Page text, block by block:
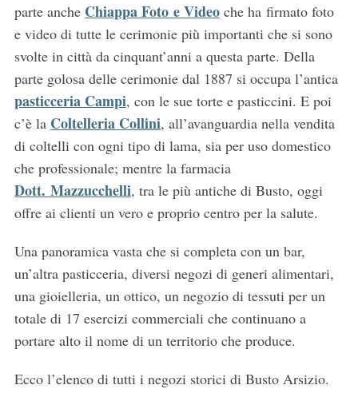
parte anche Chiappa Foto e Videoche ha firmato foto
e video di tutte le cerimonie più importanti che si sono
svolte in città da cinquant’anni a questa parte. Della
parte golosa delle cerimonie dal 1887 si occupa l’antica
pasticceria Campi, con le sue torte e pasticcini. E poi
c’è la Coltelleria Collini, all’avanguardia nella vendita
di coltelli con ogni tipo di lama, sia per uso domestico
che professionale; mentre la farmacia
Dott. Mazzucchelli, tra le più antiche di Busto, oggi
offre ai clienti un vero e proprio centro per la salute.
Una panoramica vasta che si completa con un bar,
un’altra pasticceria, diversi negozi di generi alimentari,
una gioielleria, un ottico, un negozio di tessuti per un
totale di 17 esercizi commerciali che continuano a
portare alto il nome di un territorio che produce.
Ecco l’elenco di tutti i negozi storici di Busto Arsizio.